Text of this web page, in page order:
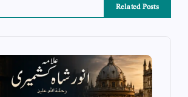
Related Posts